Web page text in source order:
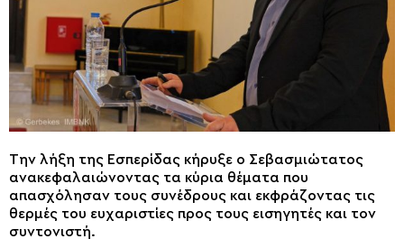
Την λήξη της Εσπερίδας κήρυξε ο Σεβασμιώτατος
ανακεφαλαιώνοντας τα κύρια θέματα που
απασχόλησαν τους συνέδρους και εκφράζοντας τις
θερμές του ευχαριστίες προς τους εισηγητές και τον
συντονιστή.